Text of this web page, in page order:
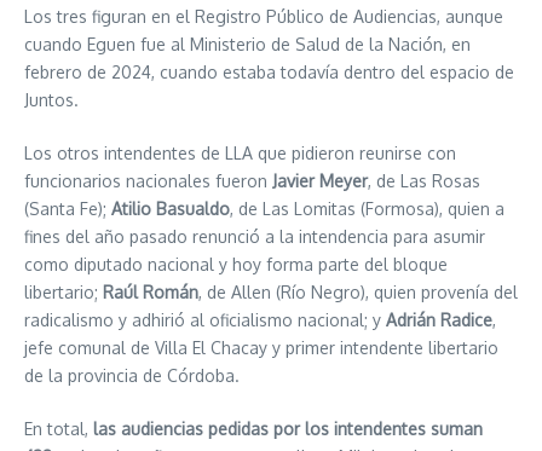
Los tres figuran en el Registro Público de Audiencias, aunque
cuando Eguen fue al Ministerio de Salud de la Nación, en
febrero de 2024, cuando estaba todavía dentro del espacio de
Juntos.
Los otros intendentes de LLA que pidieron reunirse con
funcionarios nacionales fueron Javier Meyer, de Las Rosas
(Santa Fe); Atilio Basualdo, de Las Lomitas (Formosa), quien a
fines del año pasado renunció a la intendencia para asumir
como diputado nacional y hoy forma parte del bloque
libertario; Raúl Román, de Allen (Río Negro), quien provenía del
radicalismo y adhirió al oficialismo nacional; y Adrián Radice,
jefe comunal de Villa El Chacay y primer intendente libertario
de la provincia de Córdoba.
En total, las audiencias pedidas por los intendentes suman